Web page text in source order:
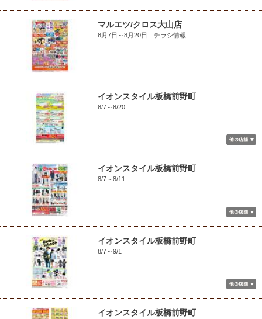
マルエツ/クロス大山店
8月7日～8月20日 チラシ情報
イオンスタイル板橋前野町
8/7～8/20
イオンスタイル板橋前野町
8/7～8/11
イオンスタイル板橋前野町
8/7～9/1
イオンスタイル板橋前野町